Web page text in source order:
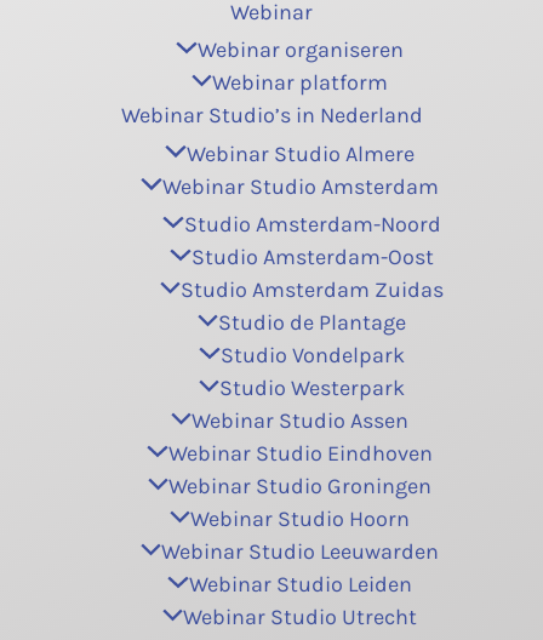
Webinar
Webinar organiseren
Webinar platform
Webinar Studio’s in Nederland
Webinar Studio Almere
Webinar Studio Amsterdam
Studio Amsterdam-Noord
Studio Amsterdam-Oost
Studio Amsterdam Zuidas
Studio de Plantage
Studio Vondelpark
Studio Westerpark
Webinar Studio Assen
Webinar Studio Eindhoven
Webinar Studio Groningen
Webinar Studio Hoorn
Webinar Studio Leeuwarden
Webinar Studio Leiden
Webinar Studio Utrecht